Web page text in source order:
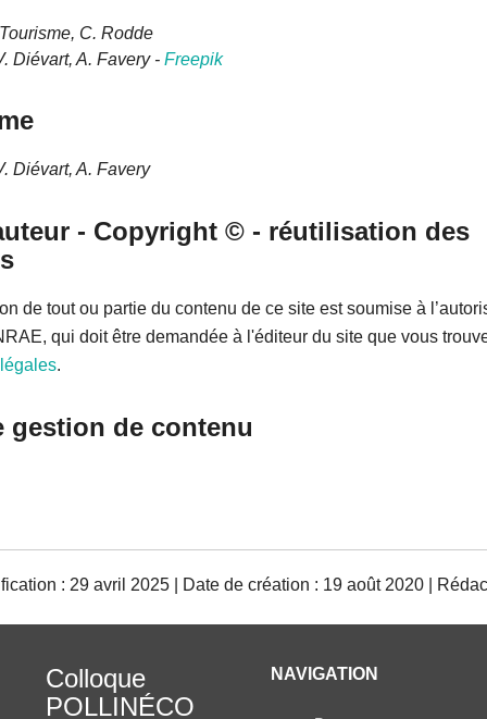
C. Rodde
Diévart, A. Favery -Freepik
Diévart, A. Favery
- Copyright © - réutilisation des
de tout ou partie du contenu de ce site est soumise à
qui doit être demandée à l'éditeur du site que vous
.
de contenu
: 29 avril 2025 | Date de création : 19 août 2020 |
Colloque
POLLINÉCO
NAVIGATION